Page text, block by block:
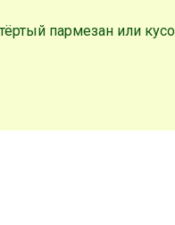
пармезан или